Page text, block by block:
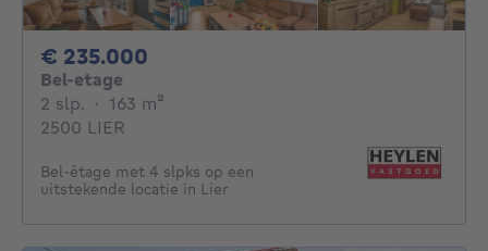
€ 235.000
Bel-etage
2 slp. 2 slaapkamers
· 163 m²
2500 LIER
Bel-étage met 4 slpks op een
uitstekende locatie in Lier